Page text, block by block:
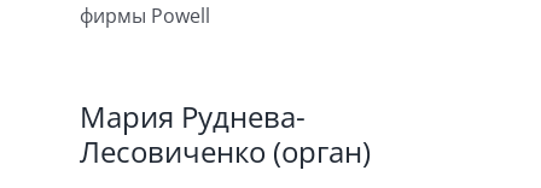
фирмы Powell
Мария Руднева-
Лесовиченко (орган)